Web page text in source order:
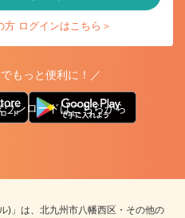
方 ログインはこちら＞
もっと便利に！／
ウンロードはこちらから
)」は、北九州市八幡西区・その他の